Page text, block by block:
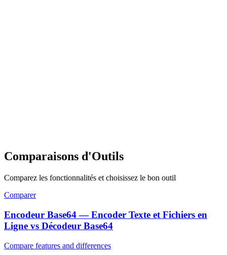
Comparaisons d'Outils
Comparez les fonctionnalités et choisissez le bon outil
Comparer
Encodeur Base64 — Encoder Texte et Fichiers en
Ligne vs Décodeur Base64
Compare features and differences